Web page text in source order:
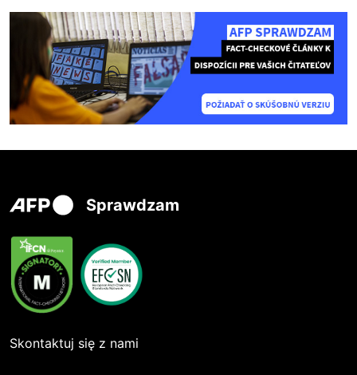
Sprawdzam
Skontaktuj się z nami